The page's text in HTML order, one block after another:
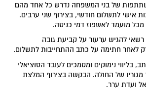
של בני המשפחה נדרש כל אחד מהם
אישי לתשלום חודשי, בצירוף שני ערבים.
מועמד לאשפוז דמי כניסה.
להגיש ערעור על קביעת גובה
לאחר חתימה על כתב ההתחייבות לתשלום.
בליווי נימוקים ומסמכים לעובד הסוציאלי
מגוריו של החולה. הבקשה בצירוף המלצת
ועדת ערר.